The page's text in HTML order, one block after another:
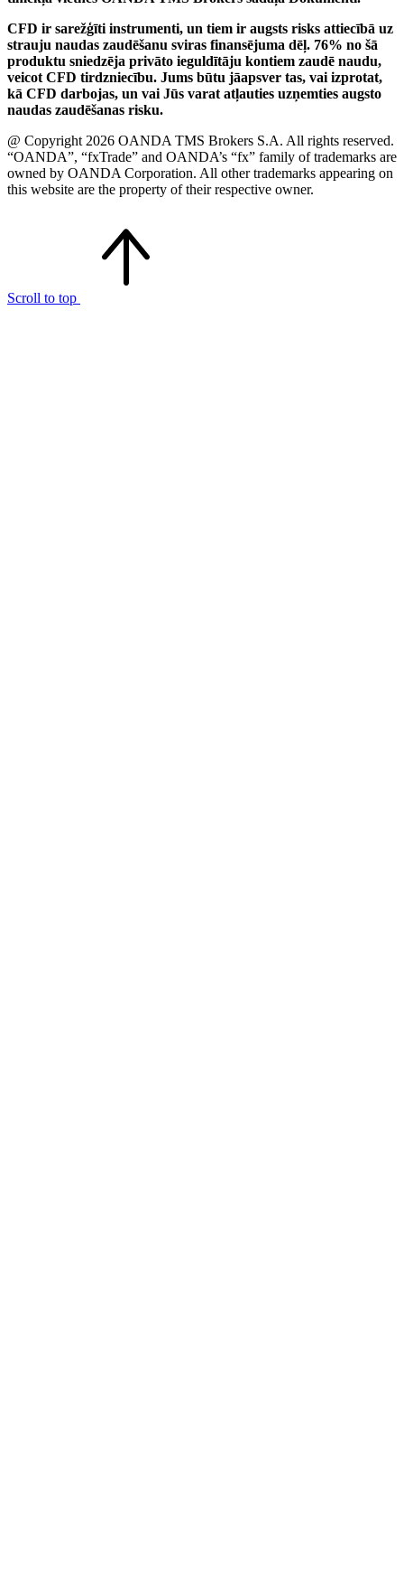
CFD ir sarežģīti instrumenti, un tiem ir augsts risks attiecībā uz
strauju naudas zaudēšanu sviras finansējuma dēļ. 76% no šā
produktu sniedzēja privāto ieguldītāju kontiem zaudē naudu,
veicot CFD tirdzniecību. Jums būtu jāapsver tas, vai izprotat,
kā CFD darbojas, un vai Jūs varat atļauties uzņemties augsto
naudas zaudēšanas risku.
@ Copyright 2026 OANDA TMS Brokers S.A. All rights reserved.
“OANDA”, “fxTrade” and OANDA’s “fx” family of trademarks are
owned by OANDA Corporation. All other trademarks appearing on
this website are the property of their respective owner.
Scroll to top